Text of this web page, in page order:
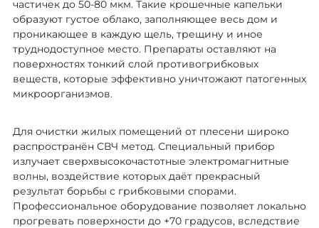
частичек до 50-80 мкм. Такие крошечные капельки
образуют густое облако, заполняющее весь дом и
проникающее в каждую щель, трещину и иное
труднодоступное место. Препараты оставляют на
поверхностях тонкий слой противогрибковых
веществ, которые эффективно уничтожают патогенных
микроорганизмов.
Для очистки жилых помещений от плесени широко
распространён СВЧ метод. Специальный прибор
излучает сверхвысокочастотные электромагнитные
волны, воздействие которых даёт прекрасный
результат борьбы с грибковыми спорами.
Профессиональное оборудование позволяет локально
прогревать поверхности до +70 градусов, вследствие